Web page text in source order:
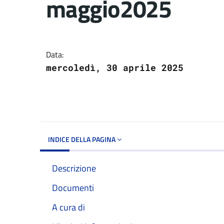
maggio2025
Data:
mercoledì, 30 aprile 2025
INDICE DELLA PAGINA
Descrizione
Documenti
A cura di